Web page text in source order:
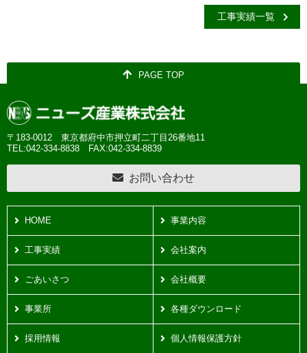
工事実績一覧
PAGE TOP
〒183-0012 東京都府中市押立町二丁目26番地11
TEL:042-334-8838
FAX:042-334-8839
お問い合わせ
HOME 事業内容
工事実績 会社案内
ごあいさつ 会社概要
事業所 各種ダウンロード
採用情報 個人情報保護方針